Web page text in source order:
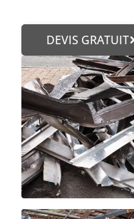
DEVIS GRATUIT